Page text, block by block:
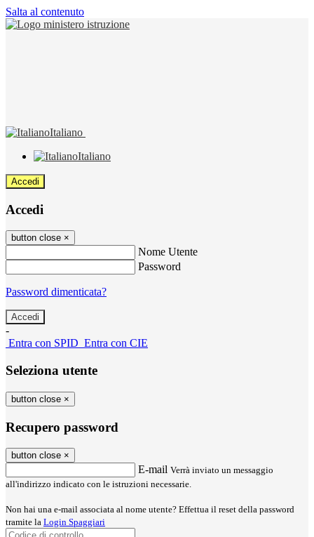
Salta al contenuto
Italiano
Italiano
Accedi
Accedi
button close ×
Nome Utente
Password
Password dimenticata?
-
Entra con SPID Entra con CIE
Seleziona utente
button close ×
Recupero password
button close ×
E-mail Verrà inviato un messaggio
all'indirizzo indicato con le istruzioni necessarie.
Non hai una e-mail associata al nome utente? Effettua il reset della password
tramite la Login Spaggiari